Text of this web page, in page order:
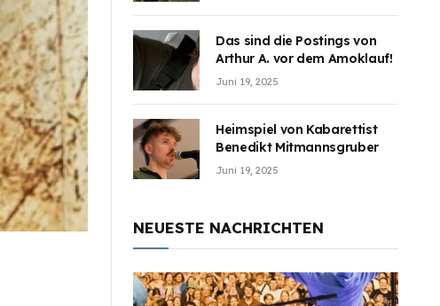
Das sind die Postings von
Arthur A. vor dem Amoklauf!
Juni 19, 2025
Heimspiel von Kabarettist
Benedikt Mitmannsgruber
Juni 19, 2025
NEUESTE NACHRICHTEN